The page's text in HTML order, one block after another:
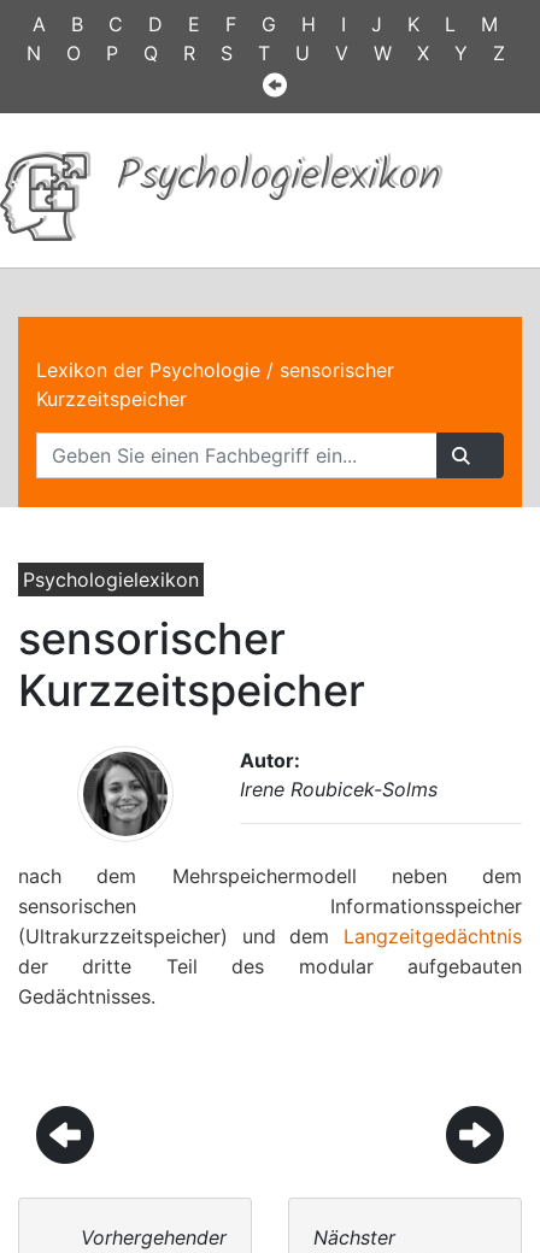
A B C D E F G H I J K L
M
N
O P Q R S T U V W X Y Z
Psychologielexikon
Lexikon der Psychologie / sensorischer
Kurzzeitspeicher
Psychologielexikon
sensorischer
Kurzzeitspeicher
Autor:
Irene Roubicek-Solms
nach dem Mehrspeichermodell neben dem
sensorischen Informationsspeicher
(Ultrakurzzeitspeicher) und dem Langzeitgedächtnis
der dritte Teil des modular aufgebauten
Gedächtnisses.
Vorhergehender
Nächster